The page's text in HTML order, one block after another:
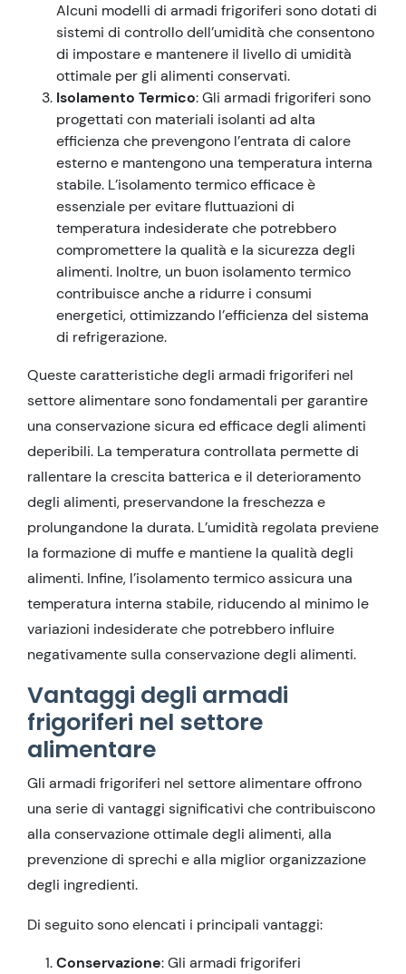
Alcuni modelli di armadi frigoriferi sono dotati di
sistemi di controllo dell’umidità che consentono
di impostare e mantenere il livello di umidità
ottimale per gli alimenti conservati.
Isolamento Termico: Gli armadi frigoriferi sono
progettati con materiali isolanti ad alta
efficienza che prevengono l’entrata di calore
esterno e mantengono una temperatura interna
stabile. L’isolamento termico efficace è
essenziale per evitare fluttuazioni di
temperatura indesiderate che potrebbero
compromettere la qualità e la sicurezza degli
alimenti. Inoltre, un buon isolamento termico
contribuisce anche a ridurre i consumi
energetici, ottimizzando l’efficienza del sistema
di refrigerazione.
Queste caratteristiche degli armadi frigoriferi nel
settore alimentare sono fondamentali per garantire
una conservazione sicura ed efficace degli alimenti
deperibili. La temperatura controllata permette di
rallentare la crescita batterica e il deterioramento
degli alimenti, preservandone la freschezza e
prolungandone la durata. L’umidità regolata previene
la formazione di muffe e mantiene la qualità degli
alimenti. Infine, l’isolamento termico assicura una
temperatura interna stabile, riducendo al minimo le
variazioni indesiderate che potrebbero influire
negativamente sulla conservazione degli alimenti.
Vantaggi degli armadi
frigoriferi nel settore
alimentare
Gli armadi frigoriferi nel settore alimentare offrono
una serie di vantaggi significativi che contribuiscono
alla conservazione ottimale degli alimenti, alla
prevenzione di sprechi e alla miglior organizzazione
degli ingredienti.
Di seguito sono elencati i principali vantaggi:
Conservazione: Gli armadi frigoriferi